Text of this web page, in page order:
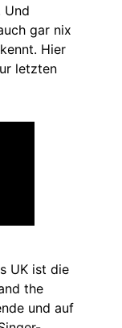
Und
gar nix
Hier
letzten
UK ist die
the
und auf